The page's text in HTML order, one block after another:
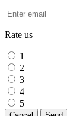
Rate us
1
2
3
4
5